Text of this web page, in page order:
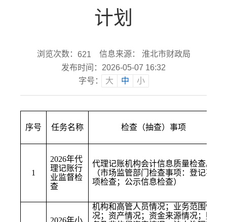
计划
浏览次数： 621
信息来源： 淮北市财政局
发布时间：2026-05-07 16:32
字号：
大 中 小
序号 任务名称 检查（抽查）事项
1
2026年代
理记账行
业监督检
查
代理记账机构会计信息质量检查。
（市场监管部门检查事项：登记事
项检查；公示信息检查）
2026年小
机构和高管人员情况；业务范围情
况；资产情况；资金来源情况；财